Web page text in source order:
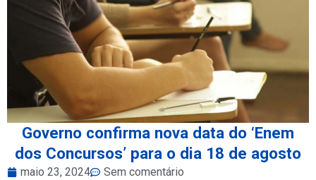
Governo confirma nova data do ‘Enem
dos Concursos’ para o dia 18 de agosto
maio 23, 2024 Sem comentário